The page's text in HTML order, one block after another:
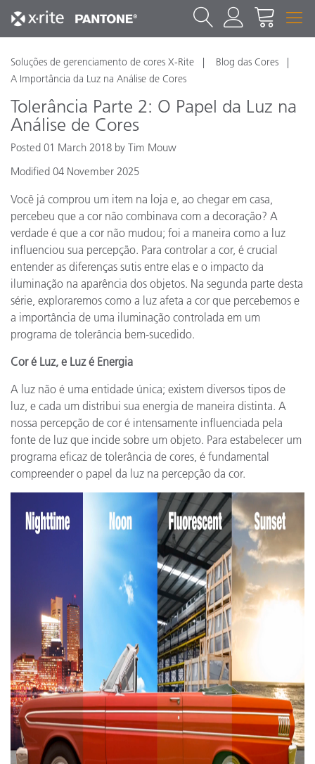
Soluções de gerenciamento de cores X-Rite
Blog das Cores
A Importância da Luz na Análise de Cores
Tolerância Parte 2: O Papel da Luz na
Análise de Cores
Posted 01 March 2018 by Tim Mouw
Modified 04 November 2025
Você já comprou um item na loja e, ao chegar em casa,
percebeu que a cor não combinava com a decoração? A
verdade é que a cor não mudou; foi a maneira como a luz
influenciou sua percepção. Para controlar a cor, é crucial
entender as diferenças sutis entre elas e o impacto da
iluminação na aparência dos objetos. Na segunda parte desta
série, exploraremos como a luz afeta a cor que percebemos e
a importância de uma iluminação controlada em um
programa de tolerância bem-sucedido.
Cor é Luz, e Luz é Energia
A luz não é uma entidade única; existem diversos tipos de
luz, e cada um distribui sua energia de maneira distinta. A
nossa percepção de cor é intensamente influenciada pela
fonte de luz que incide sobre um objeto. Para estabelecer um
programa eficaz de tolerância de cores, é fundamental
compreender o papel da luz na percepção da cor.